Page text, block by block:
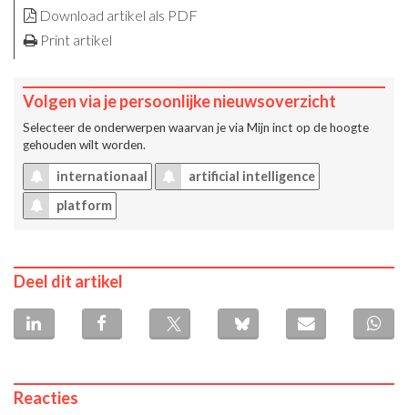
Download artikel als PDF
Print artikel
Volgen via je persoonlijke nieuwsoverzicht
Selecteer de onderwerpen waarvan je via Mijn inct op de hoogte
gehouden wilt worden.
internationaal
artificial intelligence
platform
Deel dit artikel
Reacties